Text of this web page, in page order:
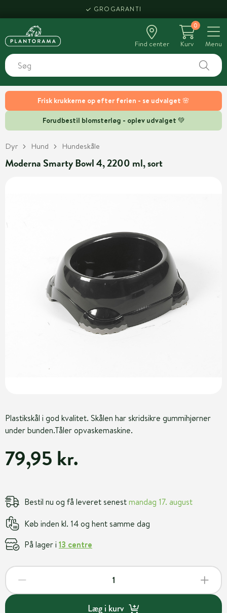
Frisk krukkerne op efter ferien - se udvalget 🌸
Forudbestil blomsterløg - oplev udvalget 💚
GROGARANTI
Find center
0
Kurv
Menu
Dyr Hund Hundeskåle
Moderna Smarty Bowl 4, 2200 ml, sort
Plastikskål i god kvalitet. Skålen har skridsikre gummihjørner
under bunden.Tåler opvaskemaskine.
79,95 kr.
Bestil nu og få leveret senestmandag 17. august
Køb inden kl. 14 og hent samme dag
På lager i 13 centre
Læg i kurv